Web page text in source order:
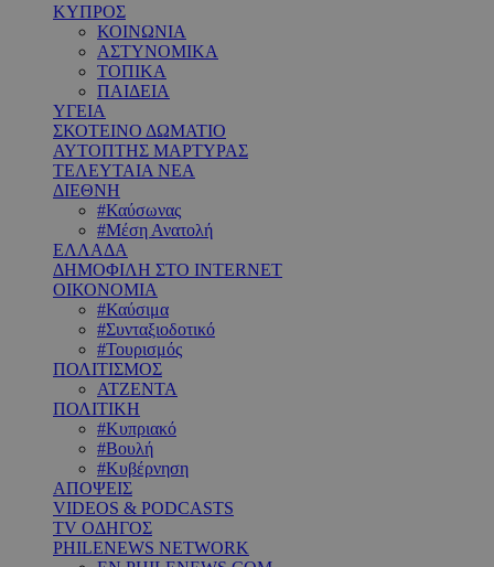
ΚΥΠΡΟΣ
ΚΟΙΝΩΝΙΑ
ΑΣΤΥΝΟΜΙΚΑ
ΤΟΠΙΚΑ
ΠΑΙΔΕΙΑ
ΥΓΕΙΑ
ΣΚΟΤΕΙΝΟ ΔΩΜΑΤΙΟ
ΑΥΤΟΠΤΗΣ ΜΑΡΤΥΡΑΣ
ΤΕΛΕΥΤΑΙΑ ΝΕΑ
ΔΙΕΘΝΗ
#Καύσωνας
#Μέση Ανατολή
ΕΛΛΑΔΑ
ΔΗΜΟΦΙΛΗ ΣΤΟ INTERNET
ΟΙΚΟΝΟΜΙΑ
#Καύσιμα
#Συνταξιοδοτικό
#Τουρισμός
ΠΟΛΙΤΙΣΜΟΣ
ΑΤΖΕΝΤΑ
ΠΟΛΙΤΙΚΗ
#Κυπριακό
#Βουλή
#Κυβέρνηση
ΑΠΟΨΕΙΣ
VIDEOS & PODCASTS
TV ΟΔΗΓΟΣ
PHILENEWS NETWORK